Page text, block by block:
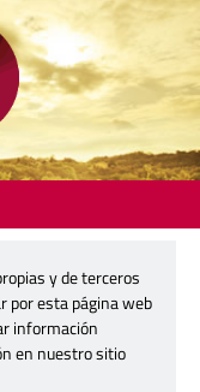
y de terceros
por esta página web
información
en nuestro sitio